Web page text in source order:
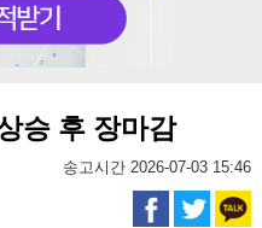
승 후 장마감
송고시간 2026-07-03 15:46